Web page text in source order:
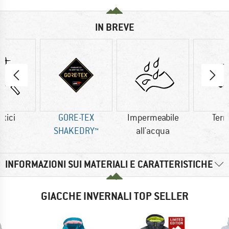
IN BREVE
GORE-TEX
SHAKEDRY™
Impermeabile
all'acqua
INFORMAZIONI SUI MATERIALI E CARATTERISTICHE
GIACCHE INVERNALI TOP SELLER